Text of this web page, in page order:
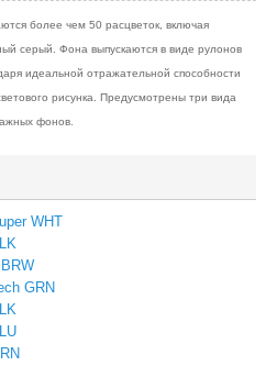
более чем 50 расцветок, включая
серый. Фона выпускаются в виде рулонов
идеальной отражательной способности
рисунка. Предусмотрены три вида
фонов.
WHT
GRN